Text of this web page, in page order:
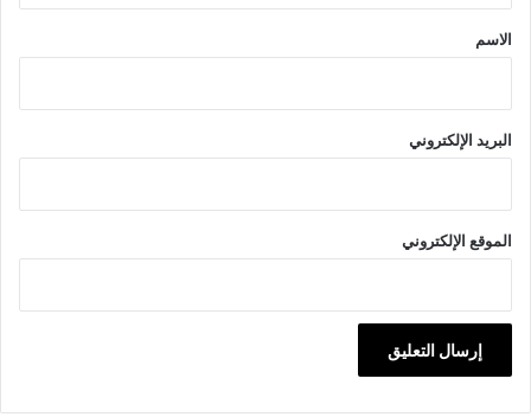
*
الاسم
البريد الإلكتروني
الموقع الإلكتروني